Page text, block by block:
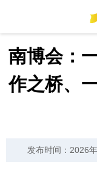
南博会：
作之桥、
发布时间：2026